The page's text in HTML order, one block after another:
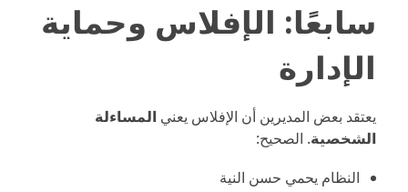
سابعًا: الإفلاس وحماية
الإدارة
يعتقد بعض المديرين أن الإفلاس يعني المساءلة
الشخصية. الصحيح:
النظام يحمي حسن النية